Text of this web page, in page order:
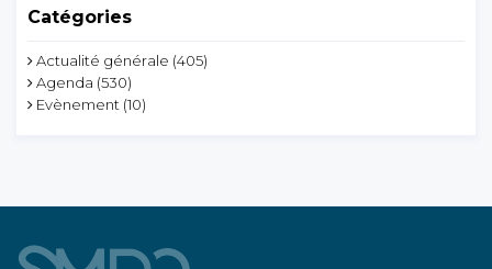
Catégories
Actualité générale (405)
Agenda (530)
Evènement (10)